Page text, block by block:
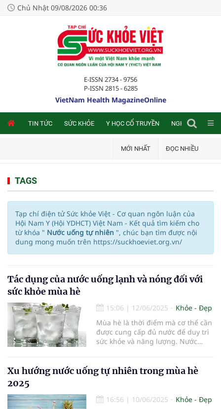
Chủ Nhật 09/08/2026 00:36
E-ISSN 2734 - 9756
P-ISSN 2815 - 6285
VietNam Health MagazineOnline
TIN TỨC SỨC KHỎE Y HỌC CỔ TRUYỀN NGHIÊN CỨU
MỚI NHẤT ĐỌC NHIỀU
TAGS
Tạp chí điện tử Sức khỏe Việt - Cơ quan ngôn luận của
Hội Nam Y (Hội YDHCT) Việt Nam - Kết quả tìm kiếm cho
từ khóa " Nước uống tự nhiên ", chúc bạn tìm được nội
dung mong muốn trên https://suckhoeviet.org.vn/
Tác dụng của nước uống lạnh và nóng đối với
sức khỏe mùa hè
15:06 | 12/06/2025
Khỏe - Đẹp
Mùa hè là thời điểm mà cơ thể cần
được cung cấp đủ nước để duy trì
sức khỏe và năng lượng. Nước
năng trong cơ thể. Tuy nhiên, việc
lựa chọn nước uống lạnh hay nóng
nhau đến sức khỏe.
Xu hướng nước uống tự nhiên trong mùa hè
2025
16:56 | 10/06/2025
Khỏe - Đẹp